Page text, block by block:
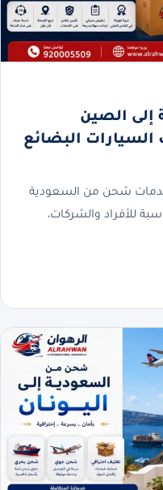
الصين
السيارات البضائع
خدمات شحن من السعودية
للأفراد والشركات،